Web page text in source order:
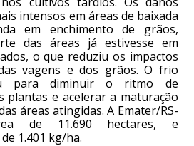
intensos em áreas de baixada
em enchimento de grãos,
das áreas já estivesse em
o que reduziu os impactos
vagens e dos grãos. O frio
para diminuir o ritmo de
plantas e acelerar a maturação
áreas atingidas. A Emater/RS-
de 11.690 hectares, e
1.401 kg/ha.